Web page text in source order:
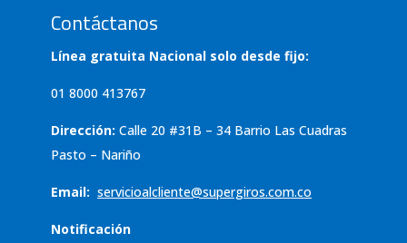
Contáctanos
Línea gratuita Nacional solo desde fijo:
01 8000 413767
Dirección: Calle 20 #31B – 34 Barrio Las Cuadras
Pasto – Nariño
Email: servicioalcliente@supergiros.com.co
Notificación